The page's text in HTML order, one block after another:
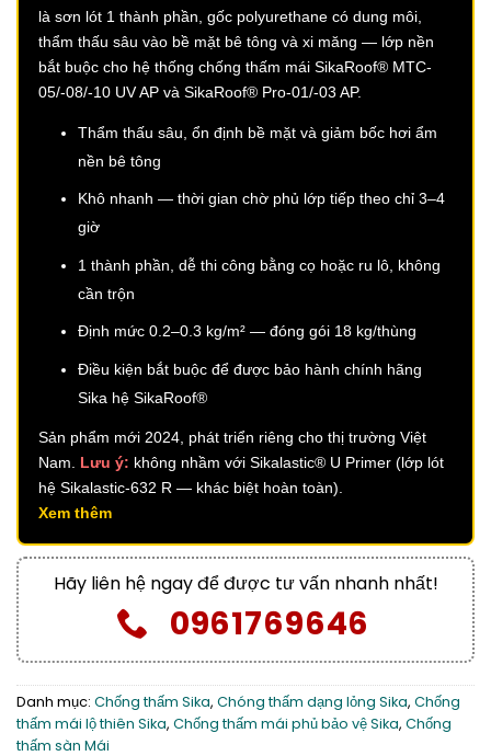
là sơn lót 1 thành phần, gốc polyurethane có dung môi,
thẩm thấu sâu vào bề mặt bê tông và xi măng — lớp nền
bắt buộc cho hệ thống chống thấm mái SikaRoof® MTC-
05/-08/-10 UV AP và SikaRoof® Pro-01/-03 AP.
Thẩm thấu sâu, ổn định bề mặt và giảm bốc hơi ẩm
nền bê tông
Khô nhanh — thời gian chờ phủ lớp tiếp theo chỉ 3–4
giờ
1 thành phần, dễ thi công bằng cọ hoặc ru lô, không
cần trộn
Định mức 0.2–0.3 kg/m² — đóng gói 18 kg/thùng
Điều kiện bắt buộc để được bảo hành chính hãng
Sika hệ SikaRoof®
Sản phẩm mới 2024, phát triển riêng cho thị trường Việt
Nam. Lưu ý: không nhầm với Sikalastic® U Primer (lớp lót
hệ Sikalastic-632 R — khác biệt hoàn toàn).
Xem thêm
Hãy liên hệ ngay để được tư vấn nhanh nhất!
0961769646
Danh mục: Chống thấm Sika, Chóng thấm dạng lỏng Sika, Chống
thấm mái lộ thiên Sika, Chống thấm mái phủ bảo vệ Sika, Chống
thấm sàn Mái